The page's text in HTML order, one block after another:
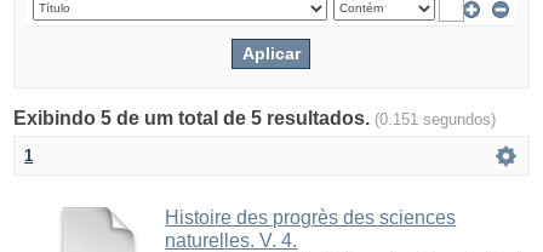
Exibindo 5 de um total de 5 resultados. (0.151 segundos)
1
Histoire des progrès des sciences
naturelles. V. 4.